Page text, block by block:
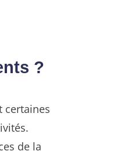
?
certaines
de la